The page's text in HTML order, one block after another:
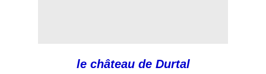
le château de Durtal